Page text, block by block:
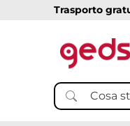
Trasporto